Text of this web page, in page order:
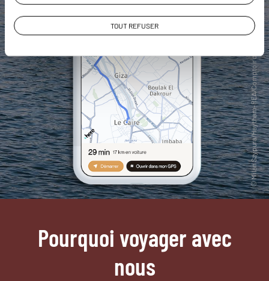
TOUT REFUSER
Pourquoi voyager avec
nous